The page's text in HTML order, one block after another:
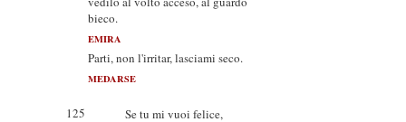
bieco.
EMIRA
Parti, non l'irritar, lasciami seco.
MEDARSE
125
Se tu mi vuoi felice,